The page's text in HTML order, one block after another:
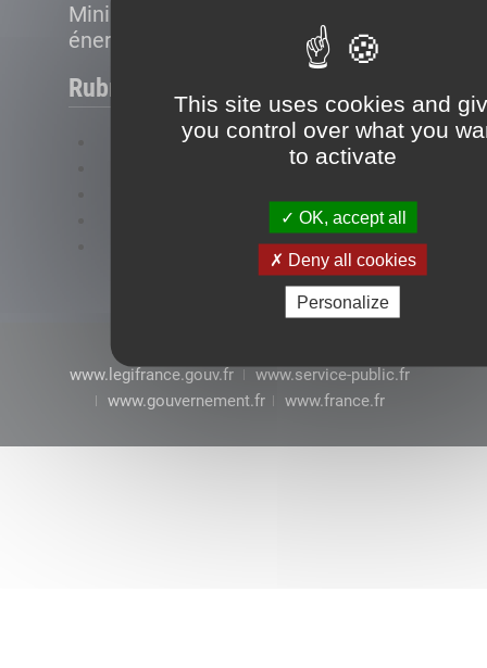
This site uses cookies and
you control over what you
to activate
OK, accept all
Deny all cookies
Personalize
Ministère de la Transition
énergétique
Rubriques
www.legifrance.gouv.fr
www.service-public.fr
www.gouvernement.fr
www.france.fr